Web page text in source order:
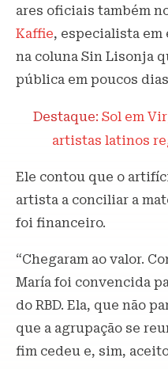
ares oficiais também
Kaffie, especialista em
na coluna Sin Lisonja
pública em poucos
Destaque: Sol em
artistas latinos
Ele contou que o
artista a conciliar a
foi financeiro.
“Chegaram ao valor.
María foi convencida
do RBD. Ela, que não
que a agrupação se
fim cedeu e, sim,